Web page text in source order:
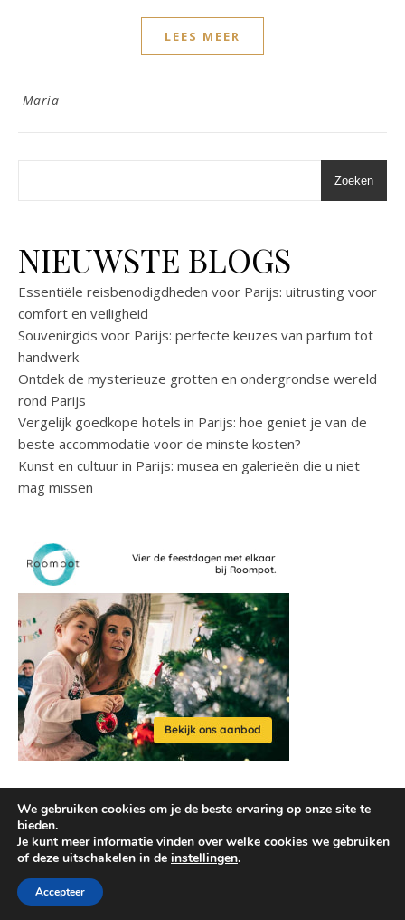
LEES MEER
Maria
Zoeken
NIEUWSTE BLOGS
Essentiële reisbenodigdheden voor Parijs: uitrusting voor
comfort en veiligheid
Souvenirgids voor Parijs: perfecte keuzes van parfum tot
handwerk
Ontdek de mysterieuze grotten en ondergrondse wereld
rond Parijs
Vergelijk goedkope hotels in Parijs: hoe geniet je van de
beste accommodatie voor de minste kosten?
Kunst en cultuur in Parijs: musea en galerieën die u niet
mag missen
2026 © reisaccessoires.com
We gebruiken cookies om je de beste ervaring op onze site te
bieden.
Je kunt meer informatie vinden over welke cookies we gebruiken
of deze uitschakelen in de instellingen.
Accepteer